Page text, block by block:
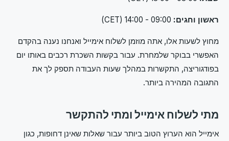
ראשון וחגים:
מחוץ לשעות אלו, אתה מוזמן לשלוח אימייל ואנחנו נענה בהקדם
האפשרי בבוקר שלמחרת. עבור בקשות השכרת רכבים באותו יום
בפודגוריצה, התקשרות במהלך שעות העבודה תספק לך את
התגובה המהירה ביותר.
מתי לשלוח אימייל ומתי להתקשר
אימייל הוא הערוץ הטוב ביותר עבור שאלות שאינן דחופות, כגון